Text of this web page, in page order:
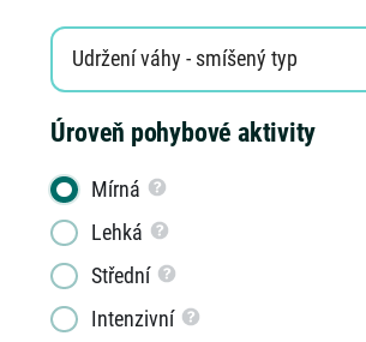
Udržení váhy - smíšený typ
Úroveň pohybové aktivity
Mírná
Lehká
Střední
Intenzivní